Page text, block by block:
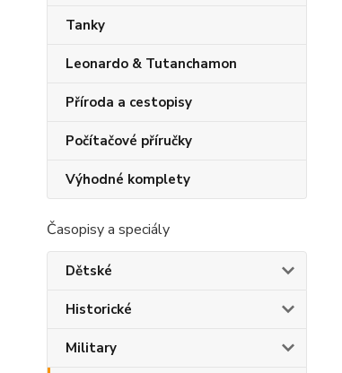
Tanky
Leonardo & Tutanchamon
Příroda a cestopisy
Počítačové příručky
Výhodné komplety
Časopisy a speciály
Dětské
Historické
Military